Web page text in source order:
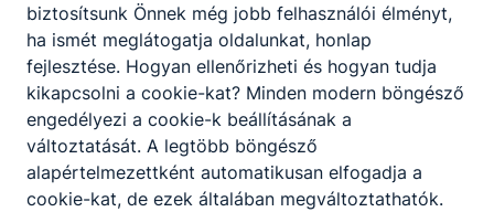
biztosítsunk Önnek még jobb felhasználói élményt,
ha ismét meglátogatja oldalunkat, honlap
fejlesztése. Hogyan ellenőrizheti és hogyan tudja
kikapcsolni a cookie-kat? Minden modern böngésző
engedélyezi a cookie-k beállításának a
változtatását. A legtöbb böngésző
alapértelmezettként automatikusan elfogadja a
cookie-kat, de ezek általában megváltoztathatók.